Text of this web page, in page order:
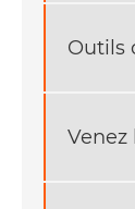
Outils
Venez